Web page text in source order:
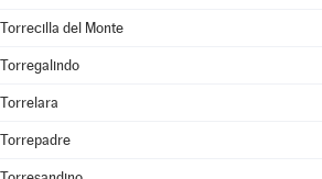
Torrecilla del Monte
Torregalindo
Torrelara
Torrepadre